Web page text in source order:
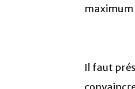
Il faut